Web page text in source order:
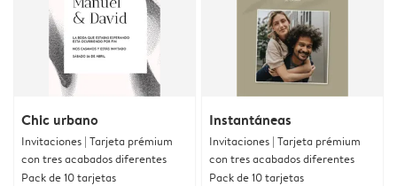
Chic urbano
Invitaciones | Tarjeta prémium
con tres acabados diferentes
Pack de 10 tarjetas
Instantáneas
Invitaciones | Tarjeta prémium
con tres acabados diferentes
Pack de 10 tarjetas